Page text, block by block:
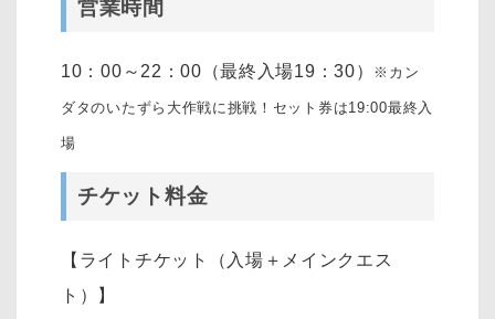
営業時間
10：00～22：00（最終入場19：30） ※カン
ダタのいたずら大作戦に挑戦！セット券は19:00最終入
場
チケット料金
【ライトチケット（入場＋メインクエス
ト）】